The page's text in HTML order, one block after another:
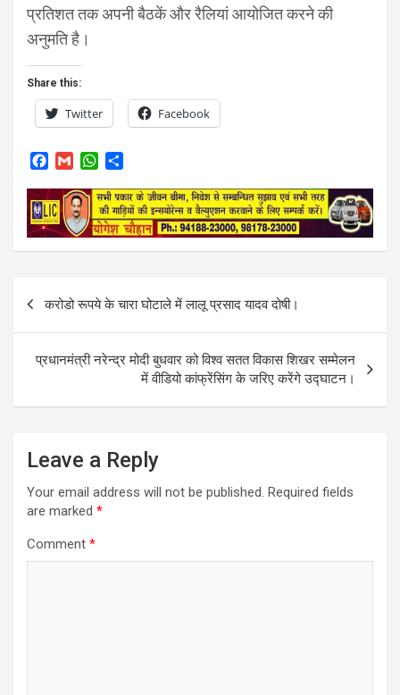
प्रतिशत तक अपनी बैठकें और रैलियां आयोजित करने की
अनुमति है।
Share this:
Twitter Facebook
c
e
b
o
a
i
l
W
a
t
s
A
a
r
e
करोडो रूपये के चारा घोटाले में लालू प्रसाद यादव दोषी।
प्रधानमंत्री नरेन्‍द्र मोदी बुधवार को विश्‍व सतत विकास शिखर सम्‍मेलन
में वीडियो कांफ्रेंसिंग के जरिए करेंगे उद्घाटन।
Leave a Reply
Your email address will not be published. Required fields
are marked *
Comment *